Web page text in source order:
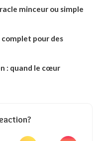
minceur ou simple
pour des
: quand le cœur